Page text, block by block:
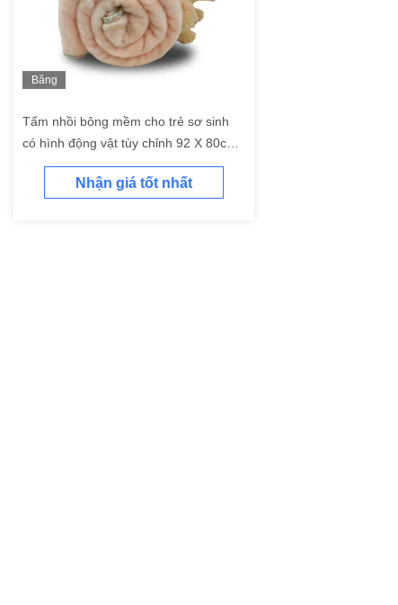
Băng
Tấm nhồi bông mềm cho trẻ sơ sinh
có hình động vật tùy chỉnh 92 X 80cm
Chăn cho bé đáng yêu
Nhận giá tốt nhất